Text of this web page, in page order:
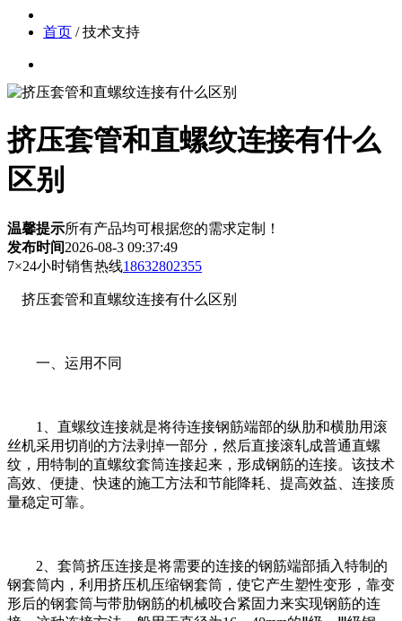
首页 / 技术支持
挤压套管和直螺纹连接有什么
区别
温馨提示所有产品均可根据您的需求定制！
发布时间2026-08-3 09:37:49
7×24小时销售热线18632802355
挤压套管和直螺纹连接有什么区别
一、运用不同
1、直螺纹连接就是将待连接钢筋端部的纵肋和横肋用滚
丝机采用切削的方法剥掉一部分，然后直接滚轧成普通直螺
纹，用特制的直螺纹套筒连接起来，形成钢筋的连接。该技术
高效、便捷、快速的施工方法和节能降耗、提高效益、连接质
量稳定可靠。
2、套筒挤压连接是将需要的连接的钢筋端部插入特制的
钢套筒内，利用挤压机压缩钢套筒，使它产生塑性变形，靠变
形后的钢套筒与带肋钢筋的机械咬合紧固力来实现钢筋的连